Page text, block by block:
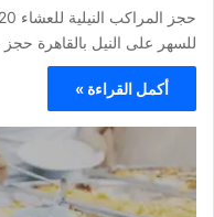
للسهر على النيل بالقاهرة حجز
أكمل القراءة »